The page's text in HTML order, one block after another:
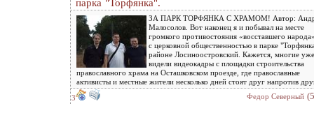
парка "Торфянка".
ЗА ПАРК ТОРФЯНКА С ХРАМОМ! Автор:
Малосолов. Вот наконец я и побывал на месте
громкого противостояния «восставшего
с церковной общественностью в парке
районе Лосиноостровский. Кажется, многие уже
видели видеокадры с площадки строительства
православного храма на Осташковском проезде, где православные
активисты и местные жители несколько дней стоят друг напротив
3
Федор Северный